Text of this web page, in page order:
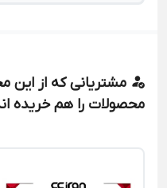
مشتریانی که از این
محصولات را هم خریده